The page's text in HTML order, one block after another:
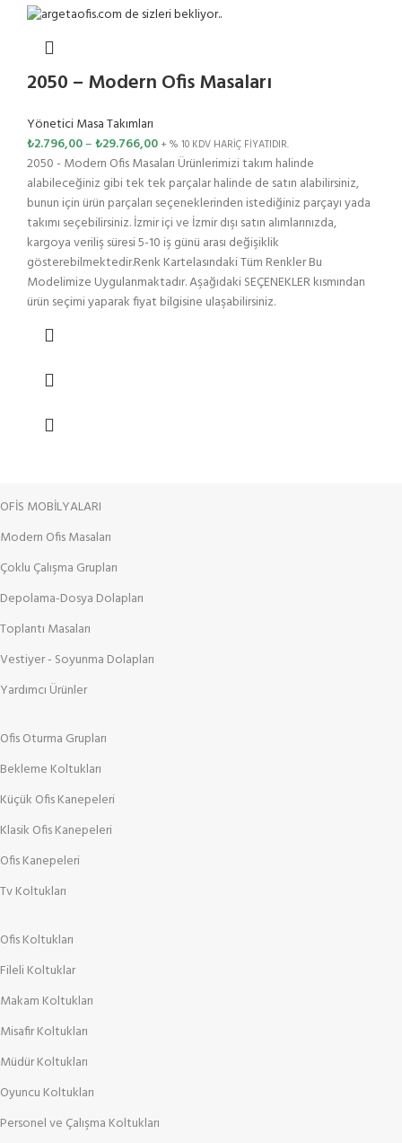
2050 – Modern Ofis Masaları
Yönetici Masa Takımları
₺2.796,00–₺29.766,00 + % 10 KDV HARİÇ FİYATIDIR.
2050 - Modern Ofis Masaları Ürünlerimizi takım halinde
alabileceğiniz gibi tek tek parçalar halinde de satın alabilirsiniz,
bunun için ürün parçaları seçeneklerinden istediğiniz parçayı yada
takımı seçebilirsiniz. İzmir içi ve İzmir dışı satın alımlarınızda,
kargoya veriliş süresi 5-10 iş günü arası değişiklik
gösterebilmektedir.Renk Kartelasındaki Tüm Renkler Bu
Modelimize Uygulanmaktadır. Aşağıdaki SEÇENEKLER kısmından
ürün seçimi yaparak fiyat bilgisine ulaşabilirsiniz.
OFİS MOBİLYALARI
Modern Ofis Masaları
Çoklu Çalışma Grupları
Depolama-Dosya Dolapları
Toplantı Masaları
Vestiyer - Soyunma Dolapları
Yardımcı Ürünler
Ofis Oturma Grupları
Bekleme Koltukları
Küçük Ofis Kanepeleri
Klasik Ofis Kanepeleri
Ofis Kanepeleri
Tv Koltukları
Ofis Koltukları
Fileli Koltuklar
Makam Koltukları
Misafir Koltukları
Müdür Koltukları
Oyuncu Koltukları
Personel ve Çalışma Koltukları